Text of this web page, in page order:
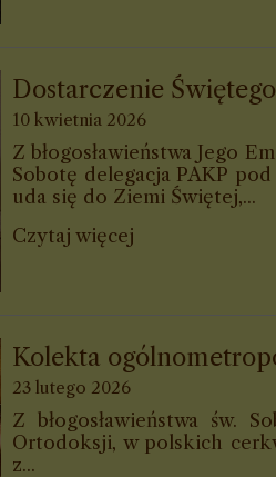
Dostarczenie
10 kwietnia 2026
Z błogosławieństwa Jego
Sobotę delegacja PAKP
uda się do Ziemi Świętej,...
Czytaj więcej
Kolekta
23 lutego 2026
Z błogosławieństwa św.
Ortodoksji, w polskich
z...